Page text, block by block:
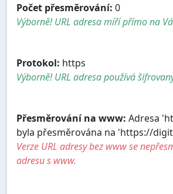
Počet přesměrování: 0
Výborně! URL adresa míří přímo na
Protokol: https
Výborně! URL adresa používá
Přesměrování na www: Adresa
byla přesměrována na 'https://
Verze URL adresy bez www se
adresu s www.